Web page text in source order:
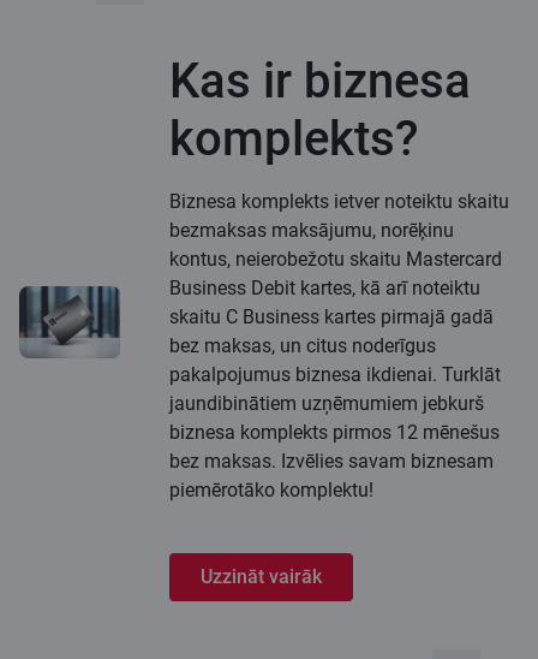
Kas ir biznesa
komplekts?
Biznesa komplekts ietver noteiktu skaitu
bezmaksas maksājumu, norēķinu
kontus, neierobežotu skaitu Mastercard
Business Debit kartes, kā arī noteiktu
skaitu C Business kartes pirmajā gadā
bez maksas, un citus noderīgus
pakalpojumus biznesa ikdienai. Turklāt
jaundibinātiem uzņēmumiem jebkurš
biznesa komplekts pirmos 12 mēnešus
bez maksas. Izvēlies savam biznesam
piemērotāko komplektu!
Uzzināt vairāk